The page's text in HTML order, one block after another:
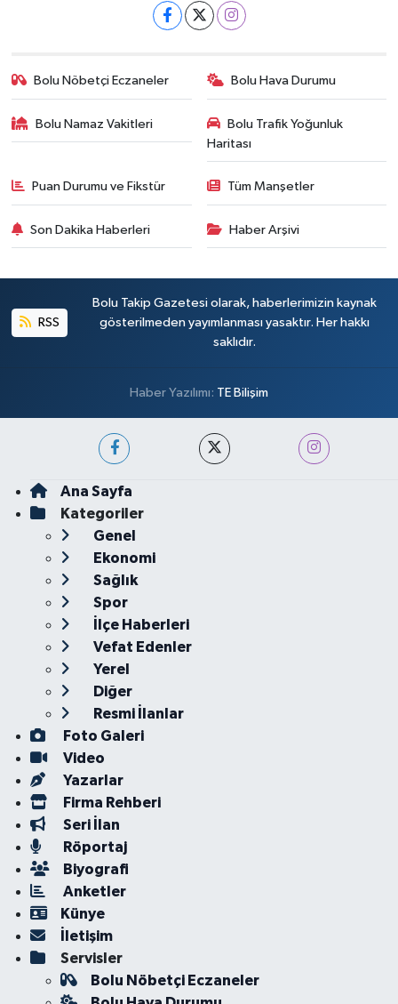
Bolu Nöbetçi Eczaneler Bolu Hava Durumu
Bolu Namaz Vakitleri
Bolu Trafik Yoğunluk
Haritası
Puan Durumu ve Fikstür Tüm Manşetler
Son Dakika Haberleri Haber Arşivi
RSS
Bolu Takip Gazetesi olarak, haberlerimizin kaynak
gösterilmeden yayımlanması yasaktır. Her hakkı
saklıdır.
Haber Yazılımı: TE Bilişim
Ana Sayfa
Kategoriler
Genel
Ekonomi
Sağlık
Spor
İlçe Haberleri
Vefat Edenler
Yerel
Diğer
Resmi İlanlar
Foto Galeri
Video
Yazarlar
Firma Rehberi
Seri İlan
Röportaj
Biyografi
Anketler
Künye
İletişim
Servisler
Bolu Nöbetçi Eczaneler